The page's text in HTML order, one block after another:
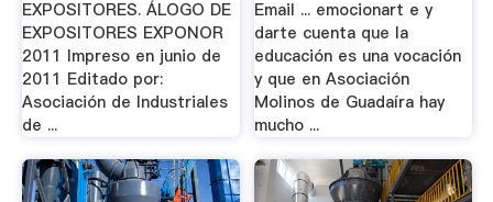
EXPOSITORES. ÁLOGO DE
EXPOSITORES EXPONOR
2011 Impreso en junio de
2011 Editado por:
Asociación de Industriales
de ...
Email ... emocionart e y
darte cuenta que la
educación es una vocación
y que en Asociación
Molinos de Guadaíra hay
mucho ...